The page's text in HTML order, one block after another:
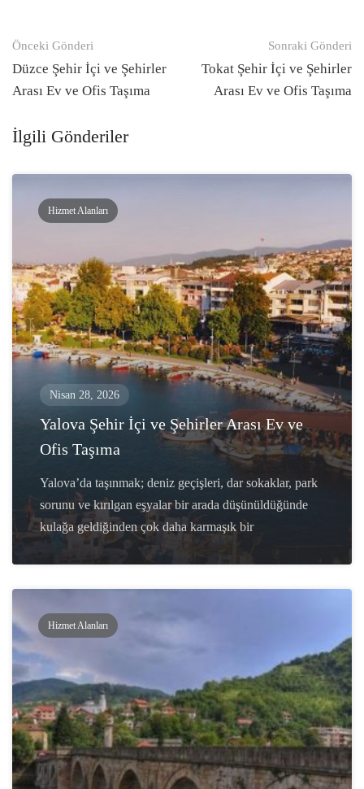
Gönderi
navigasyonu
Önceki Gönderi
Düzce Şehir İçi ve Şehirler
Arası Ev ve Ofis Taşıma
Sonraki Gönderi
Tokat Şehir İçi ve Şehirler
Arası Ev ve Ofis Taşıma
İlgili Gönderiler
Hizmet Alanları
Nisan 28, 2026
Yalova Şehir İçi ve Şehirler Arası Ev ve
Ofis Taşıma
Yalova’da taşınmak; deniz geçişleri, dar sokaklar, park
sorunu ve kırılgan eşyalar bir arada düşünüldüğünde
kulağa geldiğinden çok daha karmaşık bir
Hizmet Alanları